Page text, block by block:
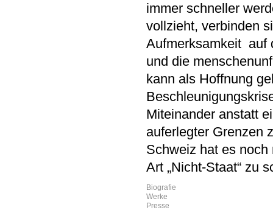
immer schneller
vollzieht, verbinden
Aufmerksamkeit auf
und die
kann als Hoffnung
Miteinander anstatt
auferlegter Grenzen
Schweiz hat es
Art „Nicht-Staat“ zu
Biografie
Werke
Presse